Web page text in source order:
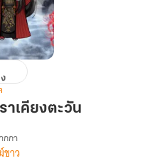
าเคียงตะวัน
กา
าว